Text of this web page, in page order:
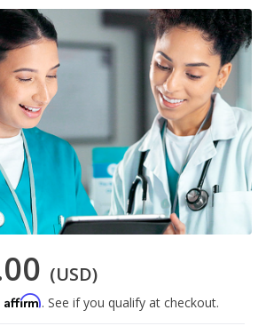
(USD)
Affirm. See if you qualify at checkout.